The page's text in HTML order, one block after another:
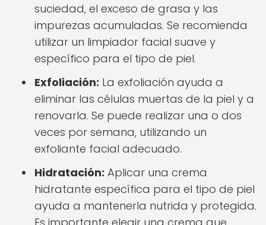
suciedad, el exceso de grasa y las
impurezas acumuladas. Se recomienda
utilizar un limpiador facial suave y
específico para el tipo de piel.
Exfoliación: La exfoliación ayuda a
eliminar las células muertas de la piel y a
renovarla. Se puede realizar una o dos
veces por semana, utilizando un
exfoliante facial adecuado.
Hidratación: Aplicar una crema
hidratante específica para el tipo de piel
ayuda a mantenerla nutrida y protegida.